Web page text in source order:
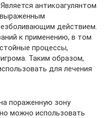
антикоагулянтом
действием.
к применению, в том
процессы,
Таким образом,
для лечения
пораженную зону
можно использовать